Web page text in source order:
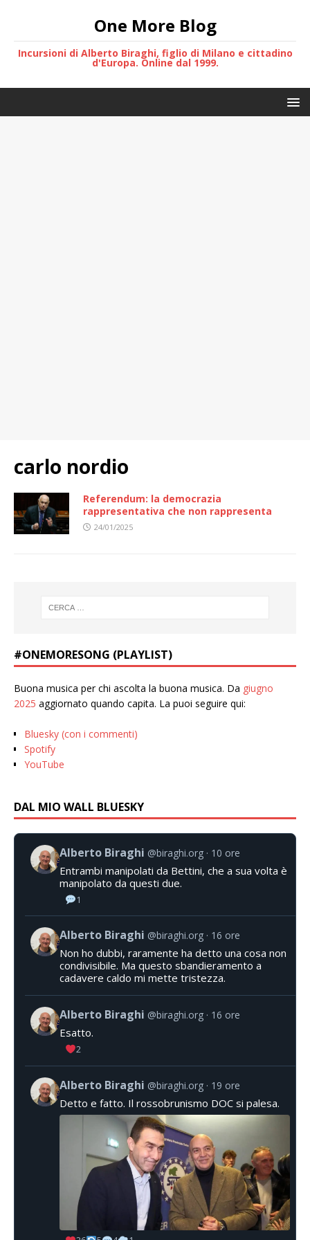
One More Blog
Incursioni di Alberto Biraghi, figlio di Milano e cittadino
d'Europa. Online dal 1999.
carlo nordio
Referendum: la democrazia
rappresentativa che non rappresenta
24/01/2025
#ONEMORESONG (PLAYLIST)
Buona musica per chi ascolta la buona musica. Da giugno
2025 aggiornato quando capita. La puoi seguire qui:
Bluesky (con i commenti)
Spotify
YouTube
DAL MIO WALL BLUESKY
Alberto Biraghi @biraghi.org 10 ore
Entrambi manipolati da Bettini, che a sua volta è
manipolato da questi due.
1
Alberto Biraghi @biraghi.org 16 ore
Non ho dubbi, raramente ha detto una cosa non
condivisibile. Ma questo sbandieramento a
cadavere caldo mi mette tristezza.
Alberto Biraghi @biraghi.org 16 ore
Esatto.
2
Alberto Biraghi @biraghi.org 19 ore
Detto e fatto. Il rossobrunismo DOC si palesa.